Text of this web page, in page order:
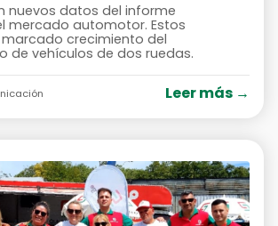
nuevos datos del informe
mercado automotor. Estos
crecimiento del
de vehículos de dos ruedas.
Leer más →